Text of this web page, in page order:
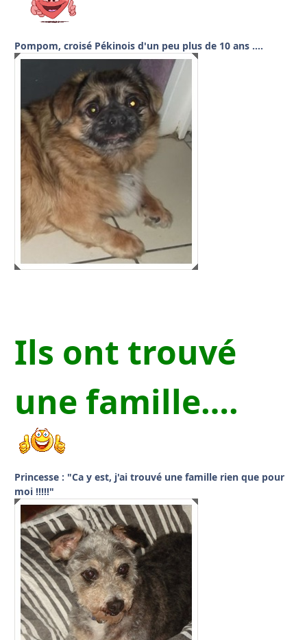
Pompom, croisé Pékinois d'un peu plus de 10 ans ….
Ils ont trouvé
une famille….
Princesse : "Ca y est, j'ai trouvé une famille rien que pour
moi !!!!!"